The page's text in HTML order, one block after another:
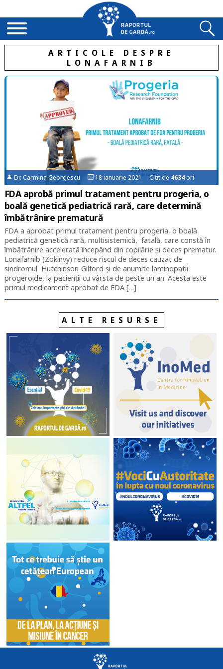
ARTICOLE DESPRE
LONAFARNIB
Dr. Carmina Georgescu 18 ianuarie 2021 Citit de 4634 ori
FDA aprobă primul tratament pentru progeria, o
boală genetică pediatrică rară, care determină
îmbătrânire prematură
FDA a aprobat primul tratament pentru progeria, o boală
pediatrică genetică rară, multisistemică, fatală, care constă în
îmbătrânire accelerată începând din copilărie și deces prematur.
Lonafarnib (Zokinvy) reduce riscul de deces cauzat de
sindromul Hutchinson-Gilford și de anumite laminopatii
progeroide, la pacienții cu vârsta de peste un an. Acesta este
primul medicament aprobat de FDA […]
ALTE RESURSE